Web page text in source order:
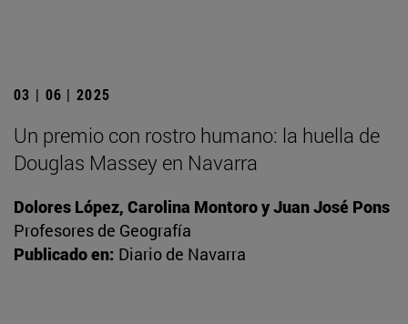
03 | 06 | 2025
Un premio con rostro humano: la huella de
Douglas Massey en Navarra
Dolores López, Carolina Montoro y Juan José Pons
Profesores de Geografía
Publicado en: Diario de Navarra